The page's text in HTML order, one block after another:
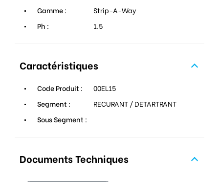
Gamme :
Strip-A-Way
Ph :
1.5
Caractéristiques
Code Produit :
00EL15
Segment :
RECURANT / DETARTRANT
Sous Segment :
Documents Techniques